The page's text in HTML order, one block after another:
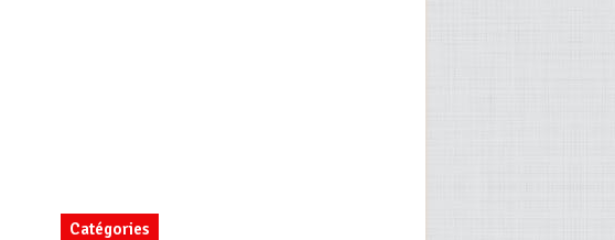
Catégories